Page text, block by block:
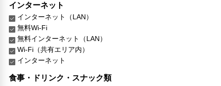
インターネット
インターネット（LAN）
無料Wi-Fi
無料インターネット（LAN）
Wi-Fi（共有エリア内）
インターネット
食事・ドリンク・スナック類